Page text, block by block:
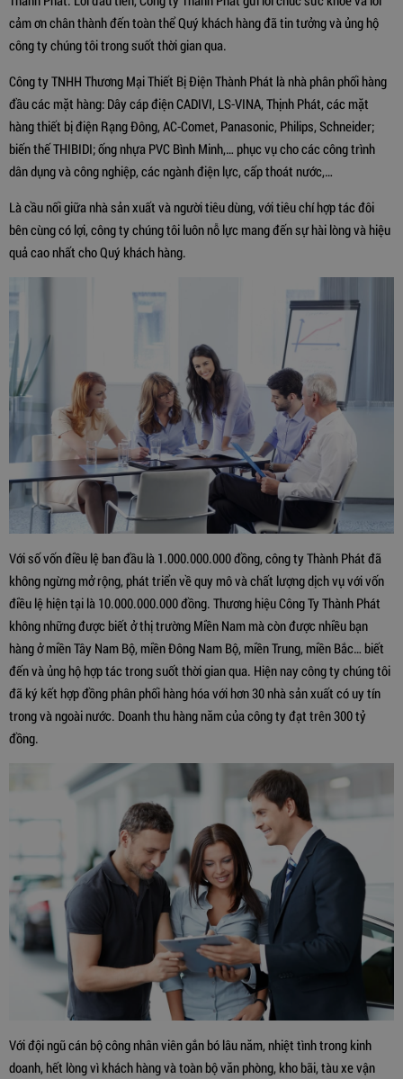
cảm ơn chân thành đến toàn thể Quý khách hàng đã tin tưởng và ủng hộ
công ty chúng tôi trong suốt thời gian qua.
Công ty TNHH Thương Mại Thiết Bị Điện Thành Phát là nhà phân phối hàng
đầu các mặt hàng: Dây cáp điện CADIVI, LS-VINA, Thịnh Phát, các mặt
hàng thiết bị điện Rạng Đông, AC-Comet, Panasonic, Philips, Schneider;
biến thế THIBIDI; ống nhựa PVC Bình Minh,… phục vụ cho các công trình
dân dụng và công nghiệp, các ngành điện lực, cấp thoát nước,…
Là cầu nối giữa nhà sản xuất và người tiêu dùng, với tiêu chí hợp tác đôi
bên cùng có lợi, công ty chúng tôi luôn nỗ lực mang đến sự hài lòng và hiệu
quả cao nhất cho Quý khách hàng.
Với số vốn điều lệ ban đầu là 1.000.000.000 đồng, công ty Thành Phát đã
không ngừng mở rộng, phát triển về quy mô và chất lượng dịch vụ với vốn
điều lệ hiện tại là 10.000.000.000 đồng. Thương hiệu Công Ty Thành Phát
không những được biết ở thị trường Miền Nam mà còn được nhiều bạn
hàng ở miền Tây Nam Bộ, miền Đông Nam Bộ, miền Trung, miền Bắc… biết
đến và ủng hộ hợp tác trong suốt thời gian qua. Hiện nay công ty chúng tôi
đã ký kết hợp đồng phân phối hàng hóa với hơn 30 nhà sản xuất có uy tín
trong và ngoài nước. Doanh thu hàng năm của công ty đạt trên 300 tỷ
đồng.
Với đội ngũ cán bộ công nhân viên gắn bó lâu năm, nhiệt tình trong kinh
doanh, hết lòng vì khách hàng và toàn bộ văn phòng, kho bãi, tàu xe vận